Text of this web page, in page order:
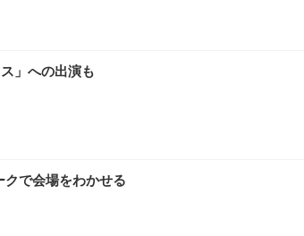
」への出演も
で会場をわかせる